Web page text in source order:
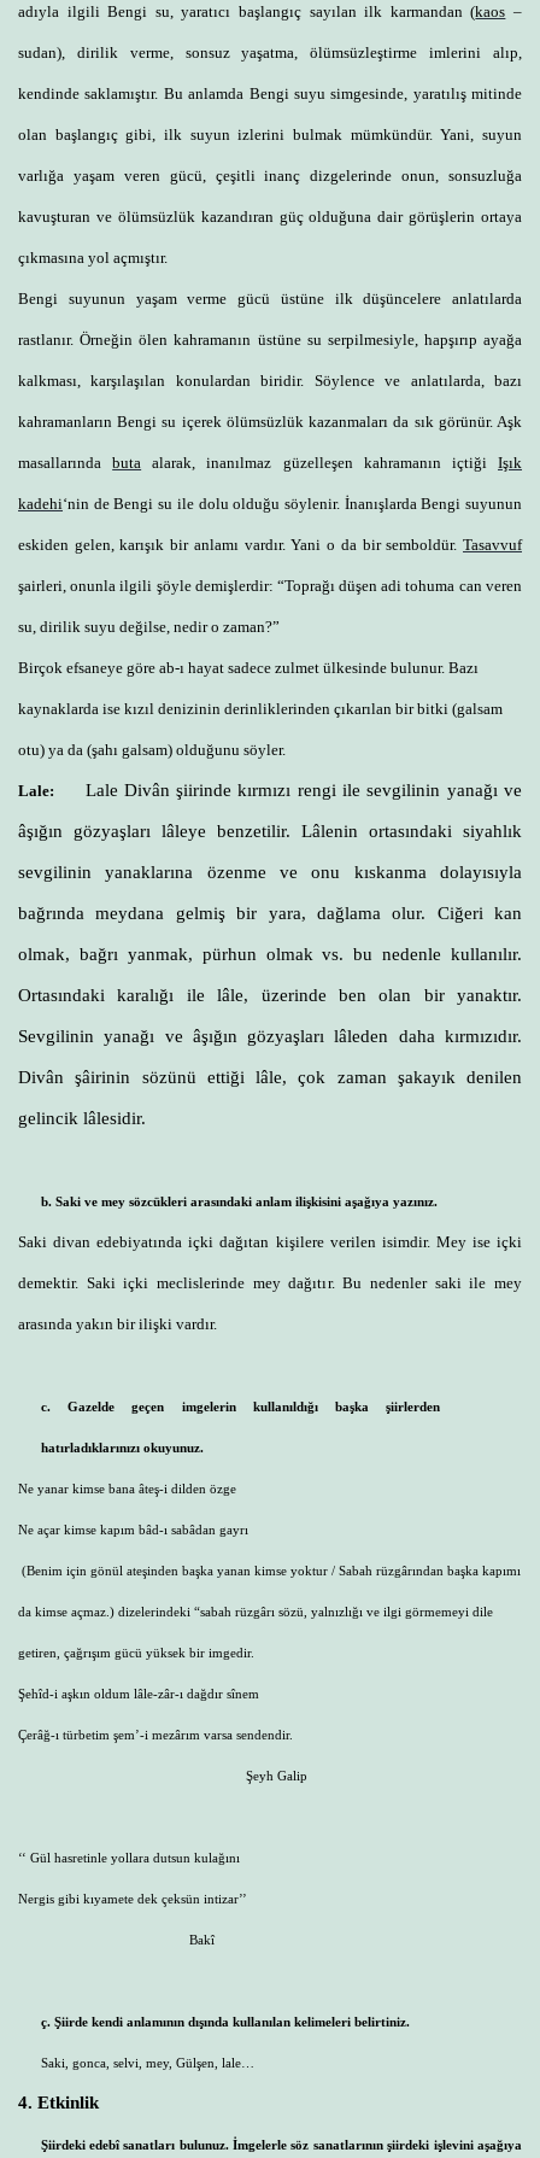
adıyla ilgili Bengi su, yaratıcı başlangıç sayılan ilk karmandan (kaos –
sudan), dirilik verme, sonsuz yaşatma, ölümsüzleştirme imlerini alıp,
kendinde saklamıştır. Bu anlamda Bengi suyu simgesinde, yaratılış mitinde
olan başlangıç gibi, ilk suyun izlerini bulmak mümkündür. Yani, suyun
varlığa yaşam veren gücü, çeşitli inanç dizgelerinde onun, sonsuzluğa
kavuşturan ve ölümsüzlük kazandıran güç olduğuna dair görüşlerin ortaya
çıkmasına yol açmıştır.
Bengi suyunun yaşam verme gücü üstüne ilk düşüncelere anlatılarda
rastlanır. Örneğin ölen kahramanın üstüne su serpilmesiyle, hapşırıp ayağa
kalkması, karşılaşılan konulardan biridir. Söylence ve anlatılarda, bazı
kahramanların Bengi su içerek ölümsüzlük kazanmaları da sık görünür. Aşk
masallarındabuta alarak, inanılmaz güzelleşen kahramanın içtiğiIşık
kadehi‘nin de Bengi su ile dolu olduğu söylenir. İnanışlarda Bengi suyunun
eskiden gelen, karışık bir anlamı vardır. Yani o da bir semboldür. Tasavvuf
şairleri, onunla ilgili şöyle demişlerdir: “Toprağı düşen adi tohuma can veren
su, dirilik suyu değilse, nedir o zaman?”
Birçok efsaneye göre ab-ı hayat sadece zulmet ülkesinde bulunur. Bazı
kaynaklarda ise kızıl denizinin derinliklerinden çıkarılan bir bitki (galsam
otu) ya da (şahı galsam) olduğunu söyler.
Lale: Lale Divân şiirinde kırmızı rengi ile sevgilinin yanağı ve
âşığın gözyaşları lâleye benzetilir. Lâlenin ortasındaki siyahlık
sevgilinin yanaklarına özenme ve onu kıskanma dolayısıyla
bağrında meydana gelmiş bir yara, dağlama olur. Ciğeri kan
olmak, bağrı yanmak, pürhun olmak vs. bu nedenle kullanılır.
Ortasındaki karalığı ile lâle, üzerinde ben olan bir yanaktır.
Sevgilinin yanağı ve âşığın gözyaşları lâleden daha kırmızıdır.
Divân şâirinin sözünü ettiği lâle, çok zaman şakayık denilen
gelincik lâlesidir.
b. Saki ve mey sözcükleri arasındaki anlam ilişkisini aşağıya yazınız.
Saki divan edebiyatında içki dağıtan kişilere verilen isimdir. Mey ise içki
demektir. Saki içki meclislerinde mey dağıtır. Bu nedenler saki ile mey
arasında yakın bir ilişki vardır.
c. Gazelde geçen imgelerin kullanıldığı başka şiirlerden
hatırladıklarınızı okuyunuz.
Ne yanar kimse bana âteş-i dilden özge
Ne açar kimse kapım bâd-ı sabâdan gayrı
(Benim için gönül ateşinden başka yanan kimse yoktur / Sabah rüzgârından başka kapımı
da kimse açmaz.) dizelerindeki “sabah rüzgârı sözü, yalnızlığı ve ilgi görmemeyi dile
getiren, çağrışım gücü yüksek bir imgedir.
Şehîd-i aşkın oldum lâle-zâr-ı dağdır sînem
Çerâğ-ı türbetim şem’-i mezârım varsa sendendir.
Şeyh Galip
‘‘ Gül hasretinle yollara dutsun kulağını
Nergis gibi kıyamete dek çeksün intizar’’
Bakî
ç. Şiirde kendi anlamının dışında kullanılan kelimeleri belirtiniz.
Saki, gonca, selvi, mey, Gülşen, lale…
4. Etkinlik
Şiirdeki edebî sanatları bulunuz. İmgelerle söz sanatlarının şiirdeki işlevini aşağıya